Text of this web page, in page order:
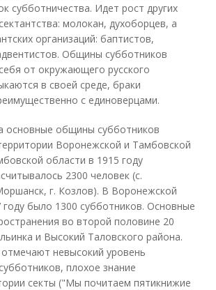
субботничества. Идет рост других
молокан, духоборцев, а
организаций: баптистов,
Общины субботников
от окружающего русского
в своей среде, браки
с единоверцами.
основные общины субботников
Воронежской и Тамбовской
области в 1915 году
2300 человек (с.
г. Козлов). В Воронежской
году было 1300 субботников. Основные
во второй половине 20
и Высокий Таловского района.
невысокий уровень
плохое знание
секты ("Мы почитаем пятикнижие